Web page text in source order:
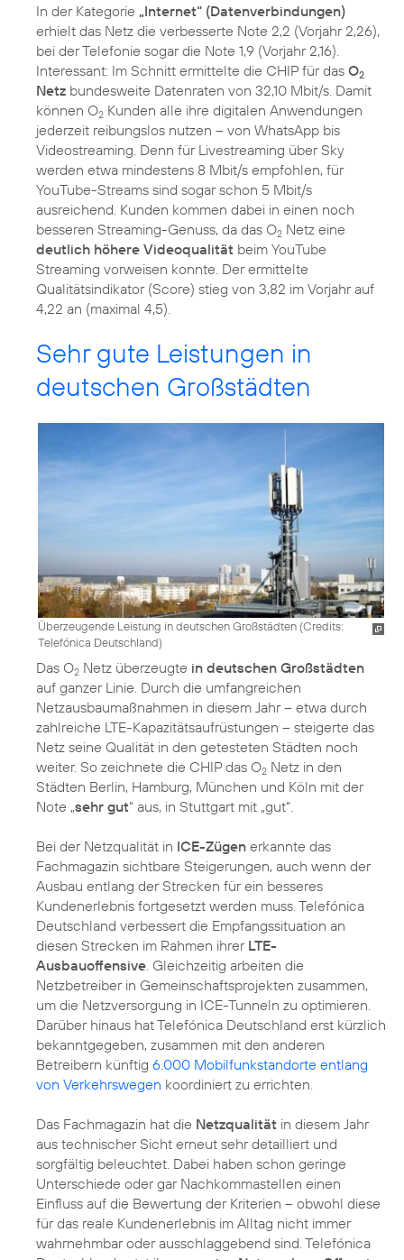
In der Kategorie „Internet“ (Datenverbindungen)
erhielt das Netz die verbesserte Note 2,2 (Vorjahr 2,26),
bei der Telefonie sogar die Note 1,9 (Vorjahr 2,16).
Interessant: Im Schnitt ermittelte die CHIP für das O2
Netz bundesweite Datenraten von 32,10 Mbit/s. Damit
können O2 Kunden alle ihre digitalen Anwendungen
jederzeit reibungslos nutzen – von WhatsApp bis
Videostreaming. Denn für Livestreaming über Sky
werden etwa mindestens 8 Mbit/s empfohlen, für
YouTube-Streams sind sogar schon 5 Mbit/s
ausreichend. Kunden kommen dabei in einen noch
besseren Streaming-Genuss, da das O2 Netz eine
deutlich höhere Videoqualität beim YouTube
Streaming vorweisen konnte. Der ermittelte
Qualitätsindikator (Score) stieg von 3,82 im Vorjahr auf
4,22 an (maximal 4,5).
Sehr gute Leistungen in
deutschen Großstädten
Überzeugende Leistung in deutschen Großstädten (Credits:
Telefónica Deutschland)
Das O2 Netz überzeugte in deutschen Großstädten
auf ganzer Linie. Durch die umfangreichen
Netzausbaumaßnahmen in diesem Jahr – etwa durch
zahlreiche LTE-Kapazitätsaufrüstungen – steigerte das
Netz seine Qualität in den getesteten Städten noch
weiter. So zeichnete die CHIP das O2 Netz in den
Städten Berlin, Hamburg, München und Köln mit der
Note „sehr gut“ aus, in Stuttgart mit „gut“.
Bei der Netzqualität in ICE-Zügen erkannte das
Fachmagazin sichtbare Steigerungen, auch wenn der
Ausbau entlang der Strecken für ein besseres
Kundenerlebnis fortgesetzt werden muss. Telefónica
Deutschland verbessert die Empfangssituation an
diesen Strecken im Rahmen ihrer LTE-
Ausbauoffensive . Gleichzeitig arbeiten die
Netzbetreiber in Gemeinschaftsprojekten zusammen,
um die Netzversorgung in ICE-Tunneln zu optimieren.
Darüber hinaus hat Telefónica Deutschland erst kürzlich
bekanntgegeben, zusammen mit den anderen
Betreibern künftig 6.000 Mobilfunkstandorte entlang
von Verkehrswegen koordiniert zu errichten.
Das Fachmagazin hat die Netzqualität in diesem Jahr
aus technischer Sicht erneut sehr detailliert und
sorgfältig beleuchtet. Dabei haben schon geringe
Unterschiede oder gar Nachkommastellen einen
Einfluss auf die Bewertung der Kriterien – obwohl diese
für das reale Kundenerlebnis im Alltag nicht immer
wahrnehmbar oder ausschlaggebend sind. Telefónica